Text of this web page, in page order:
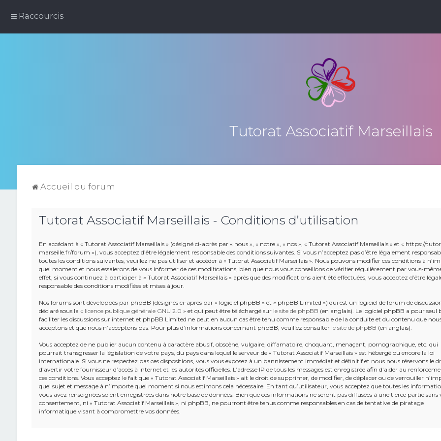
Raccourcis
Tutorat Associatif Marseillais
Accueil du forum
Tutorat Associatif Marseillais - Conditions d’utilisation
En accédant à « Tutorat Associatif Marseillais » (désigné ci-après par « nous », « notre », « nos », « Tutorat Associatif Marseillais » et « https://
marseille.fr/forum »), vous acceptez d’être légalement responsable des conditions suivantes. Si vous n’acceptez pas d’être légalement
toutes les conditions suivantes, veuillez ne pas utiliser et accéder à « Tutorat Associatif Marseillais ». Nous pouvons modifier ces conditions à
quel moment et nous essaierons de vous informer de ces modifications, bien que nous vous conseillons de vérifier régulièrement par vous-
effet, si vous continuez à participer à « Tutorat Associatif Marseillais » après que des modifications aient été effectuées, vous acceptez d’être
responsable des conditions modifiées et mises à jour.
Nos forums sont développés par phpBB (désignés ci-après par « logiciel phpBB » et « phpBB Limited ») qui est un logiciel de forum de
déclaré sous la « licence publique générale GNU 2.0 » et qui peut être téléchargé sur le site de phpBB (en anglais). Le logiciel phpBB a pour seul
faciliter les discussions sur internet et phpBB Limited ne peut en aucun cas être tenu comme responsable de la conduite et du contenu que
acceptons et que nous n’acceptons pas. Pour plus d’informations concernant phpBB, veuillez consulter le site de phpBB (en anglais).
Vous acceptez de ne publier aucun contenu à caractère abusif, obscène, vulgaire, diffamatoire, choquant, menaçant, pornographique, etc. qui
pourrait transgresser la législation de votre pays, du pays dans lequel le serveur de « Tutorat Associatif Marseillais » est hébergé ou encore la loi
internationale. Si vous ne respectez pas ces dispositions, vous vous exposez à un bannissement immédiat et définitif et nous nous réservons le
d’avertir votre fournisseur d’accès à internet et les autorités officielles. L’adresse IP de tous les messages est enregistrée afin d’aider au
ces conditions. Vous acceptez le fait que « Tutorat Associatif Marseillais » ait le droit de supprimer, de modifier, de déplacer ou de verrouiller
quel sujet et message à n’importe quel moment si nous estimons cela nécessaire. En tant qu’utilisateur, vous acceptez que toutes les
vous avez renseignées soient enregistrées dans notre base de données. Bien que ces informations ne seront pas diffusées à une tierce partie sans
consentement, ni « Tutorat Associatif Marseillais », ni phpBB, ne pourront être tenus comme responsables en cas de tentative de piratage
informatique visant à compromettre vos données.